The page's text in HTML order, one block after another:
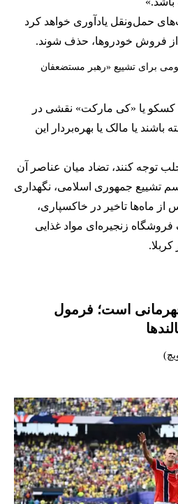
حمل‌ونقل یادآوری خواهد کرد
فروش خودروها، حذف شوند.
برای تشییع «رهبر مستضعفان
کسکو یا «کی مارکت» نقشی در
یا مالک یا بهره‌بردار این
توجه کنند، تضاد میان عناصر آن
تشییع جمهوری اسلامی، نگهداری
ماه‌ها تاخیر در خاکسپاری،
زنجیره‌ای مواد غذایی
است؛ فرمول